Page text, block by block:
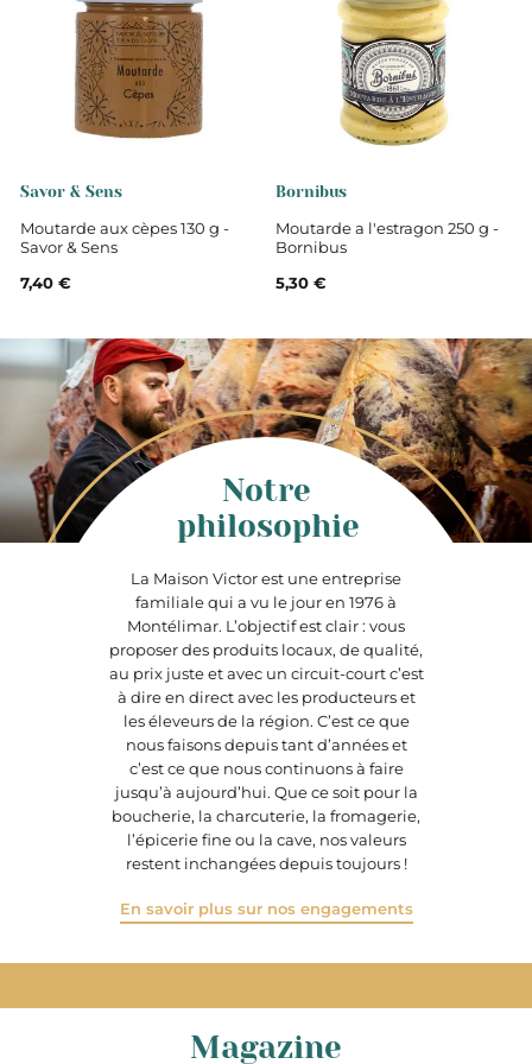
Savor & Sens
Moutarde aux cèpes 130 g -
Savor & Sens
7,40 €
Bornibus
Moutarde a l'estragon 250 g -
Bornibus
5,30 €
La Maison Victor est une entreprise
familiale qui a vu le jour en 1976 à
Montélimar. L’objectif est clair : vous
proposer des produits locaux, de qualité,
au prix juste et avec un circuit-court c’est
à dire en direct avec les producteurs et
les éleveurs de la région. C’est ce que
nous faisons depuis tant d’années et
c’est ce que nous continuons à faire
jusqu’à aujourd’hui. Que ce soit pour la
boucherie, la charcuterie, la fromagerie,
l’épicerie fine ou la cave, nos valeurs
restent inchangées depuis toujours !
En savoir plus sur nos engagements
Notre
philosophie
Magazine